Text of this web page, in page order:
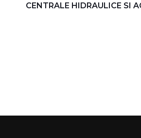
CENTRALE HIDRAULICE SI